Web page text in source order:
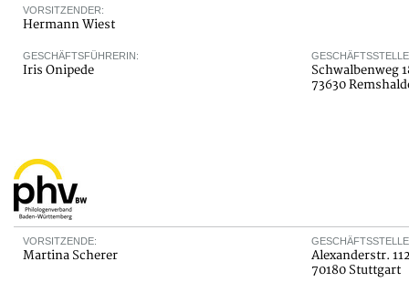
VORSITZENDER:
Hermann Wiest
GESCHÄFTSFÜHRERIN:
Iris Onipede
Schwalbenweg
73630
VORSITZENDE:
Martina Scherer
Alexanderstr.
70180 Stuttgart